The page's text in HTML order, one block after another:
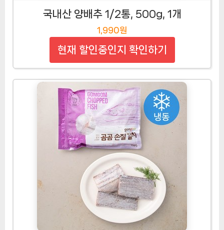
국내산 양배추 1/2통, 500g, 1개
1,990원
현재 할인중인지 확인하기